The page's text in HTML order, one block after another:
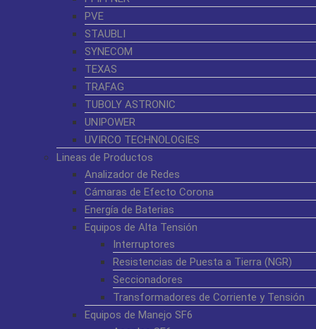
PVE
STAUBLI
SYNECOM
TEXAS
TRAFAG
TUBOLY ASTRONIC
UNIPOWER
UVIRCO TECHNOLOGIES
Lineas de Productos
Analizador de Redes
Cámaras de Efecto Corona
Energía de Baterias
Equipos de Alta Tensión
Interruptores
Resistencias de Puesta a Tierra (NGR)
Seccionadores
Transformadores de Corriente y Tensión
Equipos de Manejo SF6